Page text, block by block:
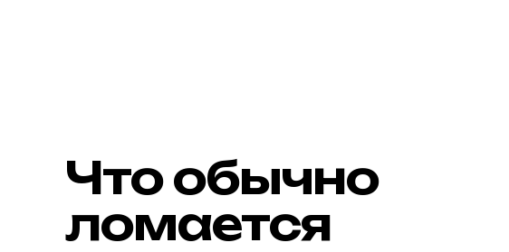
Что обычно
ломается